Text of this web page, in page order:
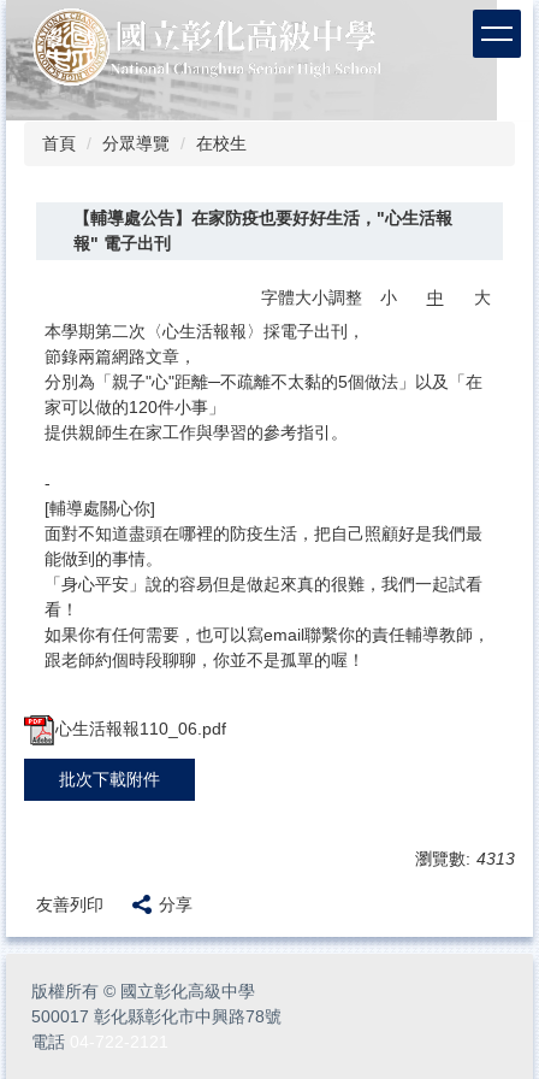
到
主
要
內
首頁 分眾導覽 在校生
【輔導處公告】在家防疫也要好好生活，"心生活報
報" 電子出刊
字體大小調整 小 中
大
本學期第二次〈心生活報報〉採電子出刊，
節錄兩篇網路文章，
分別為「親子"心"距離─不疏離不太黏的5個做法」以及「在
家可以做的120件小事」
提供親師生在家工作與學習的參考指引。
-
[輔導處關心你]
面對不知道盡頭在哪裡的防疫生活，把自己照顧好是我們最
能做到的事情。
「身心平安」說的容易但是做起來真的很難，我們一起試看
看！
如果你有任何需要，也可以寫email聯繫你的責任輔導教師，
跟老師約個時段聊聊，你並不是孤單的喔！
心生活報報110_06.pdf
批次下載附件
瀏覽數: 4313
友善列印 分享
版權所有 © 國立彰化高級中學
500017 彰化縣彰化市中興路78號
電話